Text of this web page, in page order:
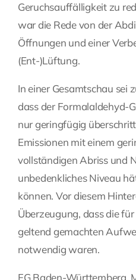
Geruchsauffälligkeit zu
war die Rede von der
Öffnungen und einer
(Ent-)Lüftung.
In einer Gesamtschau sei
dass der Formalaldehyd-
nur geringfügig
Emissionen mit einem
vollständigen Abriss und
unbedenkliches Niveau
können. Vor diesem
Überzeugung, dass die
geltend gemachten
notwendig waren.
FG Baden-Württemberg,